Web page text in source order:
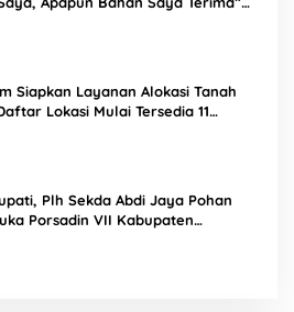
Siapkan Layanan Alokasi Tanah
Lokasi Mulai Tersedia 11
Plh Sekda Abdi Jaya Pohan
Porsadin VII Kabupaten